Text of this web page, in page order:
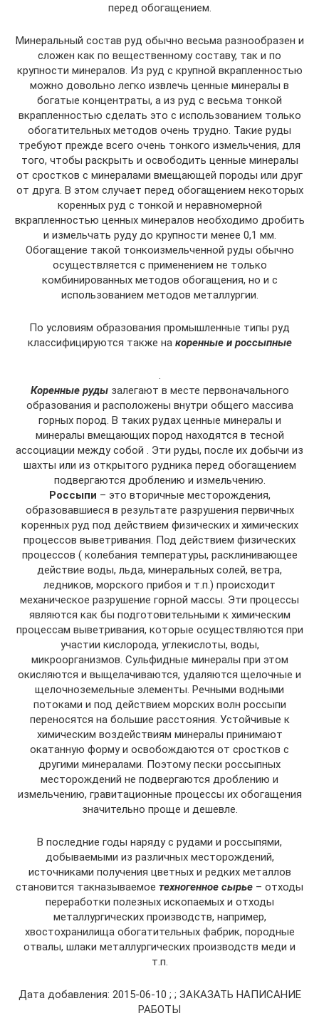
перед обогащением.
Минеральный состав руд обычно весьма разнообразен и
сложен как по вещественному составу, так и по
крупности минералов. Из руд с крупной вкрапленностью
можно довольно легко извлечь ценные минералы в
богатые концентраты, а из руд с весьма тонкой
вкрапленностью сделать это с использованием только
обогатительных методов очень трудно. Такие руды
требуют прежде всего очень тонкого измельчения, для
того, чтобы раскрыть и освободить ценные минералы
от сростков с минералами вмещающей породы или друг
от друга. В этом случает перед обогащением некоторых
коренных руд с тонкой и неравномерной
вкрапленностью ценных минералов необходимо дробить
и измельчать руду до крупности менее 0,1 мм.
Обогащение такой тонкоизмельченной руды обычно
осуществляется с применением не только
комбинированных методов обогащения, но и с
использованием методов металлургии.
По условиям образования промышленные типы руд
классифицируются также на коренные и россыпные
Коренные рудызалегают в месте первоначального
образования и расположены внутри общего массива
горных пород. В таких рудах ценные минералы и
минералы вмещающих пород находятся в тесной
ассоциации между собой . Эти руды, после их добычи из
шахты или из открытого рудника перед обогащением
подвергаются дроблению и измельчению.
Россыпи – это вторичные месторождения,
образовавшиеся в результате разрушения первичных
коренных руд под действием физических и химических
процессов выветривания. Под действием физических
процессов ( колебания температуры, расклинивающее
действие воды, льда, минеральных солей, ветра,
ледников, морского прибоя и т.п.) происходит
механическое разрушение горной массы. Эти процессы
являются как бы подготовительными к химическим
процессам выветривания, которые осуществляются при
участии кислорода, углекислоты, воды,
микроорганизмов. Сульфидные минералы при этом
окисляются и выщелачиваются, удаляются щелочные и
щелочноземельные элементы. Речными водными
потоками и под действием морских волн россыпи
переносятся на большие расстояния. Устойчивые к
химическим воздействиям минералы принимают
окатанную форму и освобождаются от сростков с
другими минералами. Поэтому пески россыпных
месторождений не подвергаются дроблению и
измельчению, гравитационные процессы их обогащения
значительно проще и дешевле.
В последние годы наряду с рудами и россыпями,
добываемыми из различных месторождений,
источниками получения цветных и редких металлов
становится такназываемое техногенное сырье – отходы
переработки полезных ископаемых и отходы
металлургических производств, например,
хвостохранилища обогатительных фабрик, породные
отвалы, шлаки металлургических производств меди и
т.п.
Дата добавления: 2015-06-10 ; ; ЗАКАЗАТЬ НАПИСАНИЕ
РАБОТЫ